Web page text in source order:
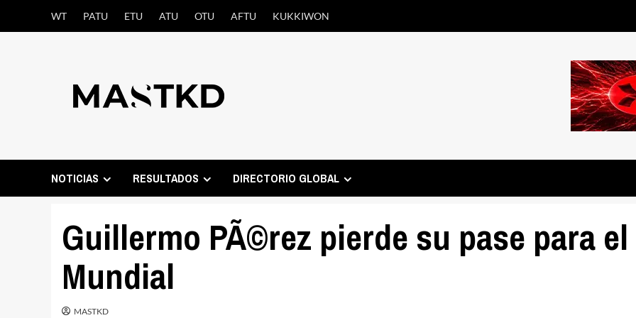
WT PATU ETU ATU OTU AFTU KUKKIWON
NOTICIAS RESULTADOS DIRECTORIO GLOBAL
Guillermo PÃ©rez pierde su pase para el
Mundial
MASTKD